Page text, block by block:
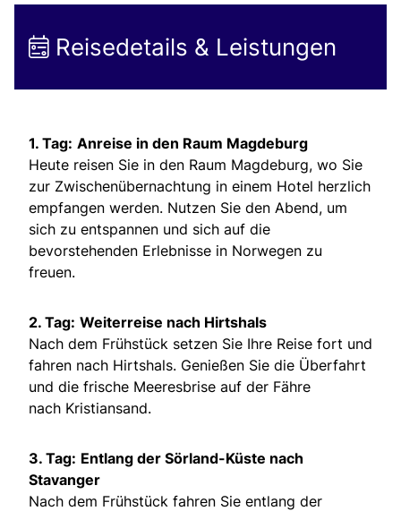
Reisedetails & Leistungen
1. Tag: Anreise in den Raum Magdeburg
Heute reisen Sie in den Raum Magdeburg, wo Sie
zur Zwischenübernachtung in einem Hotel herzlich
empfangen werden. Nutzen Sie den Abend, um
sich zu entspannen und sich auf die
bevorstehenden Erlebnisse in Norwegen zu
freuen.
2. Tag: Weiterreise nach Hirtshals
Nach dem Frühstück setzen Sie Ihre Reise fort und
fahren nach Hirtshals. Genießen Sie die Überfahrt
und die frische Meeresbrise auf der Fähre
nach Kristiansand.
3. Tag: Entlang der Sörland-Küste nach
Stavanger
Nach dem Frühstück fahren Sie entlang der